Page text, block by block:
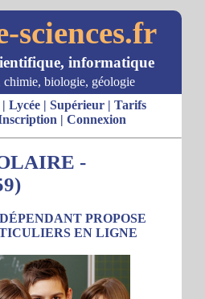
sciences.fr
informatique
chimie, biologie, géologie
Lycée| Supérieur| Tarifs
| Connexion
-
PROPOSE
EN LIGNE